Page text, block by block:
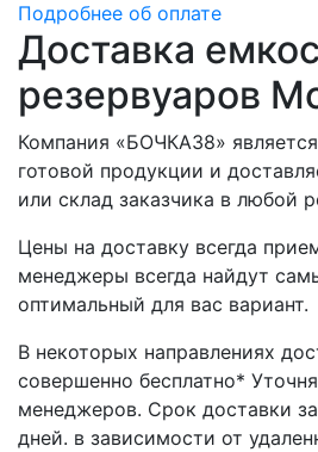
Подробнее об оплате
Доставка
резервуаров
Компания «БОЧКА38»
готовой продукции и
или склад заказчика в любой
Цены на доставку всегда
менеджеры всегда найдут
оптимальный для вас вариант.
В некоторых направлениях
совершенно бесплатно*
менеджеров. Срок доставки
дней. в зависимости от